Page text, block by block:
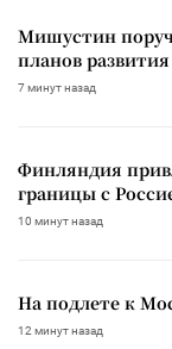
Мишустин
планов
7 минут назад
Финляндия
границы с
10 минут назад
На подлете к
12 минут назад